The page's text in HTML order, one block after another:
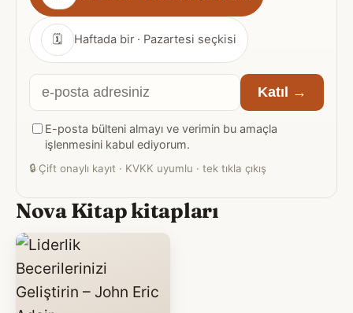
sıklığı
🗓 Haftada bir · Pazartesi seçkisi
E-
posta
adresiniz
Katıl →
E-posta bülteni almayı ve verimin bu amaçla
işlenmesini kabul ediyorum.
🔒 Çift onaylı kayıt · KVKK uyumlu · tek tıkla çıkış
Nova Kitap kitapları